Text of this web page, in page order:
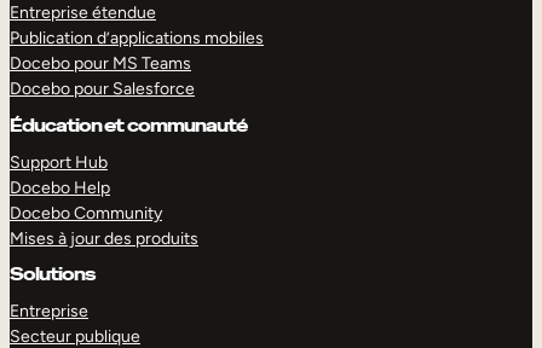
Entreprise étendue
Publication d’applications mobiles
Docebo pour MS Teams
Docebo pour Salesforce
Éducation et communauté
Support Hub
Docebo Help
Docebo Community
Mises à jour des produits
Solutions
Entreprise
Secteur publique